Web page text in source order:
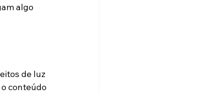
algo
de luz
conteúdo